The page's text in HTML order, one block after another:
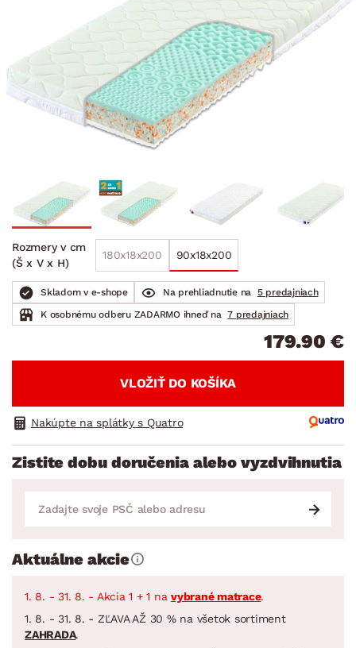
Rozmery v cm
(Š x V x H)
180x18x200 90x18x200
Skladom v e-shope Na prehliadnutie na
5 predajniach
K osobnému odberu ZADARMO ihneď na 7 predajniach
179.90 €
VLOŽIŤ DO KOŠÍKA
Nakúpte na splátky s Quatro
Zistite dobu doručenia alebo vyzdvihnutia
Aktuálne akcie
1. 8. - 31. 8. - Akcia 1 + 1 na vybrané matrace.
1. 8. - 31. 8. - ZĽAVA AŽ 30 % na všetok sortiment
ZAHRADA.